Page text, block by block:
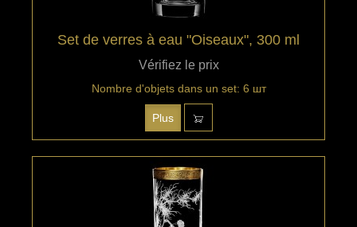
Set de verres à eau "Oiseaux", 300 ml
Vérifiez le prix
Nombre d'objets dans un set: 6 шт
Plus